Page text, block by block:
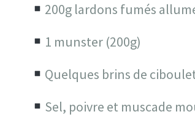
200g lardons fumés
1 munster (200g)
Quelques brins de
Sel, poivre et muscade